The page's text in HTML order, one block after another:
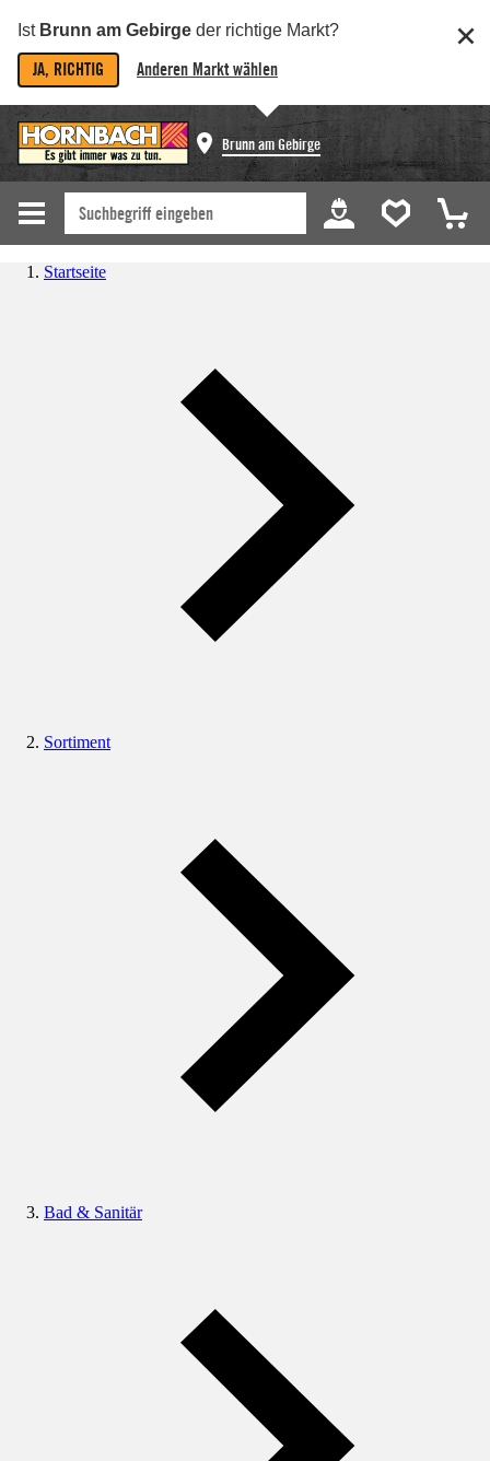
Ist Brunn am Gebirge der richtige Markt?
JA, RICHTIG Anderen Markt wählen
Brunn am Gebirge
Startseite
Sortiment
Bad & Sanitär